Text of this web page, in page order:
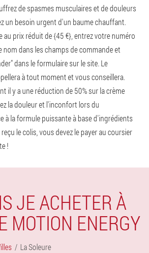
de spasmes musculaires et de douleurs
un besoin urgent d'un baume chauffant.
au prix réduit de {45 €}, entrez votre numéro
nom dans les champs de commande et
dans le formulaire sur le site. Le
à tout moment et vous conseillera.
il y a une réduction de 50% sur la crème
la douleur et l'inconfort lors du
à la formule puissante à base d'ingrédients
le colis, vous devez le payer au coursier
!
JE ACHETER À
MOTION ENERGY
La Soleure